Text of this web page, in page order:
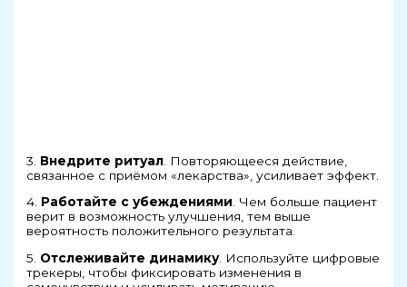
3. Внедрите ритуал . Повторяющееся действие,
связанное с приёмом «лекарства», усиливает эффект.
4. Работайте с убеждениями. Чем больше пациент
верит в возможность улучшения, тем выше
вероятность положительного результата.
5. Отслеживайте динамику. Используйте цифровые
трекеры, чтобы фиксировать изменения в